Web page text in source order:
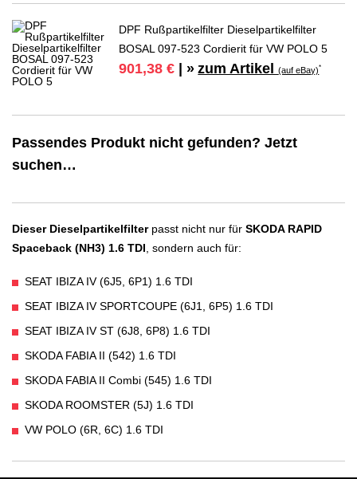
DPF Rußpartikelfilter Dieselpartikelfilter
BOSAL 097-523 Cordierit für VW POLO 5
901,38 € | » zum Artikel(auf eBay)*
Passendes Produkt nicht gefunden? Jetzt
suchen…
Dieser Dieselpartikelfilterpasst nicht nur für SKODA RAPID
Spaceback (NH3) 1.6 TDI, sondern auch für:
SEAT IBIZA IV (6J5, 6P1) 1.6 TDI
SEAT IBIZA IV SPORTCOUPE (6J1, 6P5) 1.6 TDI
SEAT IBIZA IV ST (6J8, 6P8) 1.6 TDI
SKODA FABIA II (542) 1.6 TDI
SKODA FABIA II Combi (545) 1.6 TDI
SKODA ROOMSTER (5J) 1.6 TDI
VW POLO (6R, 6C) 1.6 TDI